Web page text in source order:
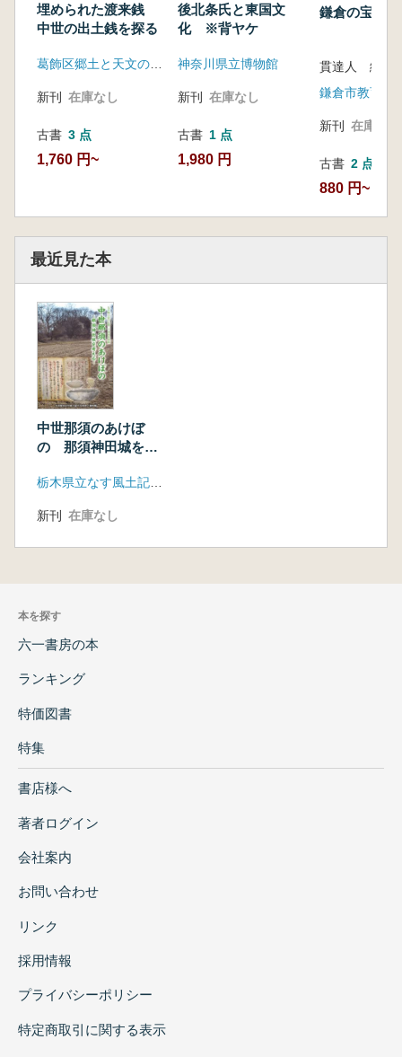
埋められた渡来銭
中世の出土銭を探る
新刊 在庫なし
古書 3 点
1,760 円~
後北条氏と東国文
化 ※背ヤケ
神奈川県立博物館
新刊 在庫なし
古書 1 点
1,980 円
鎌倉の宝篋
貫達人 編
鎌倉市教育委
新刊 在庫なし
古書 2 点
880 円~
最近見た本
中世那須のあけぼ
の 那須神田城を考
新刊 在庫なし
本を探す
六一書房の本
ランキング
特価図書
特集
書店様へ
著者ログイン
会社案内
お問い合わせ
リンク
採用情報
プライバシーポリシー
特定商取引に関する表示